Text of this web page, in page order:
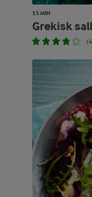
15 MIN
Grekisk